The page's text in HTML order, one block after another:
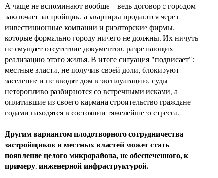
А чаще не вспоминают вообще – ведь договор с городом
заключает застройщик, а квартиры продаются через
инвестиционные компании и риэлторские фирмы,
которые формально городу ничего не должны. Их ничуть
не смущает отсутствие документов, разрешающих
реализацию этого жилья. В итоге ситуация "подвисает":
местные власти, не получив своей доли, блокируют
заселение и не вводят дом в эксплуатацию, суды
неторопливо разбираются со встречными исками, а
оплатившие из своего кармана строительство граждане
годами находятся в состоянии тяжелейшего стресса.
Другим вариантом плодотворного сотрудничества
застройщиков и местных властей может стать
появление целого микрорайона, не обеспеченного, к
примеру, инженерной инфраструктурой.